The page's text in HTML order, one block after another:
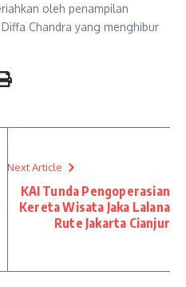
oleh penampilan
Chandra yang menghibur
Next Article
KAI Tunda Pengoperasian
Kereta Wisata Jaka Lalana
Rute Jakarta Cianjur